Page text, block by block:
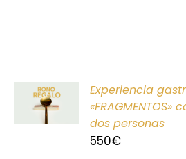
Experiencia
dos personas
550€